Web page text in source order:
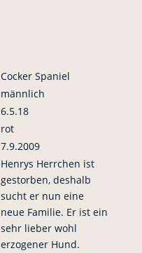
Cocker Spaniel
männlich
6.5.18
rot
7.9.2009
Henrys Herrchen ist
gestorben, deshalb
sucht er nun eine
neue Familie. Er ist ein
sehr lieber wohl
erzogener Hund.